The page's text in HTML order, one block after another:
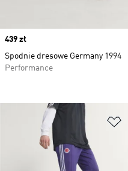
Price
439 zł
Spodnie dresowe Germany 1994
Performance